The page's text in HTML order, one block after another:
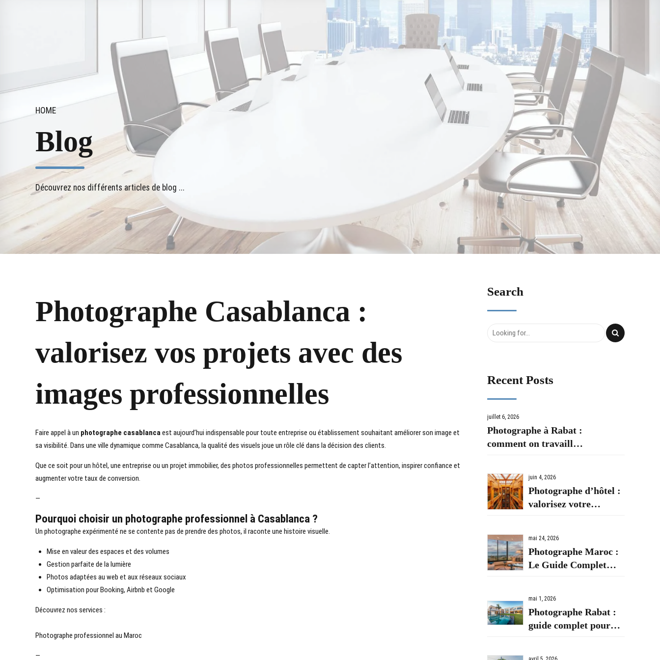
HOME
Blog
Découvrez nos différents articles de blog ...
Photographe Casablanca :
valorisez vos projets avec des
images professionnelles
Faire appel à un photographe casablancaest aujourd’hui indispensable pour toute entreprise ou établissement souhaitant améliorer son image et
sa visibilité. Dans une ville dynamique comme Casablanca, la qualité des visuels joue un rôle clé dans la décision des clients.
Que ce soit pour un hôtel, une entreprise ou un projet immobilier, des photos professionnelles permettent de capter l’attention, inspirer confiance et
augmenter votre taux de conversion.
—
Pourquoi choisir un photographe professionnel à Casablanca ?
Un photographe expérimenté ne se contente pas de prendre des photos, il raconte une histoire visuelle.
Mise en valeur des espaces et des volumes
Gestion parfaite de la lumière
Photos adaptées au web et aux réseaux sociaux
Optimisation pour Booking, Airbnb et Google
Découvrez nos services :
Photographe professionnel au Maroc
—
Search
Recent Posts
juillet 6, 2026
Photographe à Rabat :
comment on travaille
capitale
juin 4, 2026
Photographe d’hôtel :
valorisez votre
professionnelles
mai 24, 2026
Photographe Maroc :
Le Guide Complet
Professionnel au
Maroc
mai 1, 2026
Photographe Rabat :
guide complet pour